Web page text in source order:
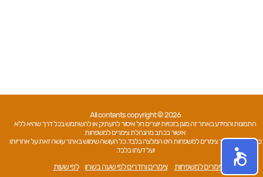
All contents copyright © 2026
התמונות והמידע באתר זה מוגן בזכויות יוצרים חל איסור להעתיק או להשתמש בכל דרך שהיא ללא
אישור בכתב מהנהלת צימרים למשפחות
כל האמור באתר צימרים למשפחות הינו המלצה בלבד. כל העושה שימוש באתר עושה זאת על אחריותו
ועל דעתו בלבד.
צימרים למשפחות צימרים וחדרים לפי שעה בשרון לפי שעות